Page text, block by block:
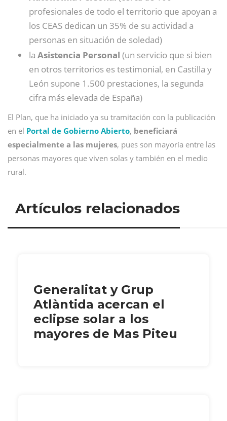
profesionales de todo el territorio que apoyan a
los CEAS dedican un 35% de su actividad a
personas en situación de soledad)
la Asistencia Personal (un servicio que si bien
en otros territorios es testimonial, en Castilla y
León supone 1.500 prestaciones, la segunda
cifra más elevada de España)
El Plan, que ha iniciado ya su tramitación con la publicación
en el Portal de Gobierno Abierto, beneficiará
especialmente a las mujeres, pues son mayoría entre las
personas mayores que viven solas y también en el medio
rural.
Artículos relacionados
Generalitat y Grup
Atlàntida acercan el
eclipse solar a los
mayores de Mas Piteu